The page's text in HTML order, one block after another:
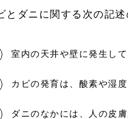
とダニに関する次の記
室内の天井や壁に発生し
カビの発育は、酸素や湿
ダニのなかには、人の皮